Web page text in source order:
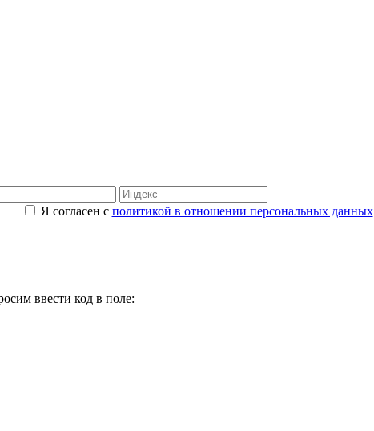
Я согласен с политикой в отношении персональных данных
ввести код в поле: